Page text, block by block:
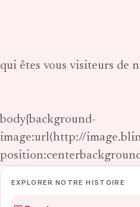
qui êtes vous visiteurs de
body{background-
image:url(http://
EXPLORER NOTRE HISTOIRE